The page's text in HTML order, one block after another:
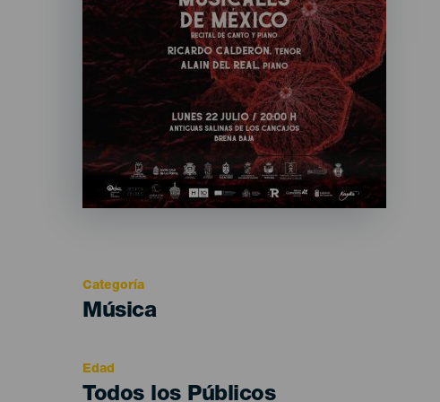
Categoría
Categoría
Música
Edad
Edad
Todos los Públicos